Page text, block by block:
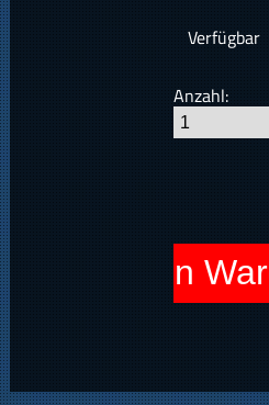
Verfügbar
Anzahl:
In den